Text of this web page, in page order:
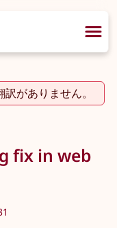
がありません。
fix in web